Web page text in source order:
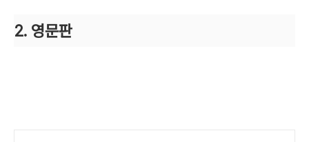
2. 영문판